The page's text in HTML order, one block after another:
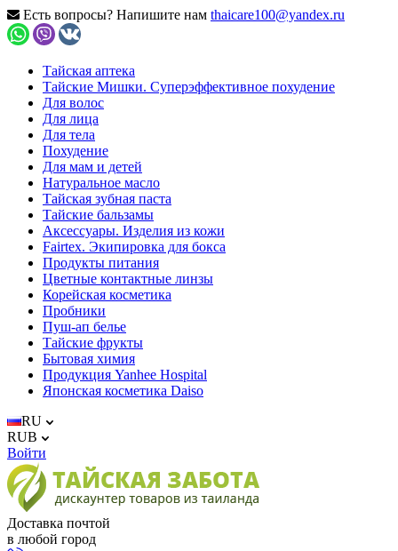
Есть вопросы? Напишите нам thaicare100@yandex.ru
Тайская аптека
Тайские Мишки. Суперэффективное похудение
Для волос
Для лица
Для тела
Похудение
Для мам и детей
Натуральное масло
Тайская зубная паста
Тайские бальзамы
Аксессуары. Изделия из кожи
Fairtex. Экипировка для бокса
Продукты питания
Цветные контактные линзы
Корейская косметика
Пробники
Пуш-ап белье
Тайские фрукты
Бытовая химия
Продукция Yanhee Hospital
Японская косметика Daiso
RU
RUB
Войти
Доставка почтой
в любой город